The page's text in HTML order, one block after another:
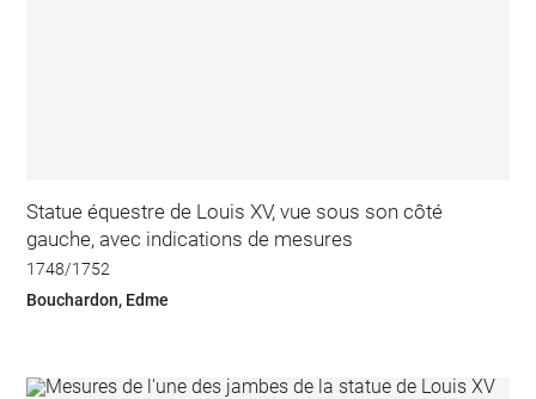
Statue équestre de Louis XV, vue sous son côté
gauche, avec indications de mesures
1748/1752
Bouchardon, Edme